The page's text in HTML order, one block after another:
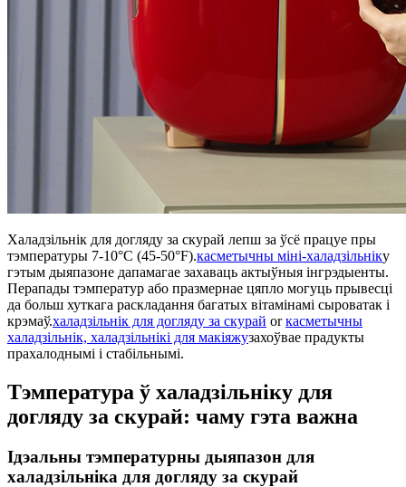
Халадзільнік для догляду за скурай лепш за ўсё працуе пры
тэмпературы 7-10°C (45-50°F).касметычны міні-халадзільніку
гэтым дыяпазоне дапамагае захаваць актыўныя інгрэдыенты.
Перапады тэмператур або празмернае цяпло могуць прывесці
да больш хуткага раскладання багатых вітамінамі сыроватак і
крэмаў.халадзільнік для догляду за скурай orкасметычны
халадзільнік, халадзільнікі для макіяжузахоўвае прадукты
прахалоднымі і стабільнымі.
Тэмпература ў халадзільніку для
догляду за скурай: чаму гэта важна
Ідэальны тэмпературны дыяпазон для
халадзільніка для догляду за скурай